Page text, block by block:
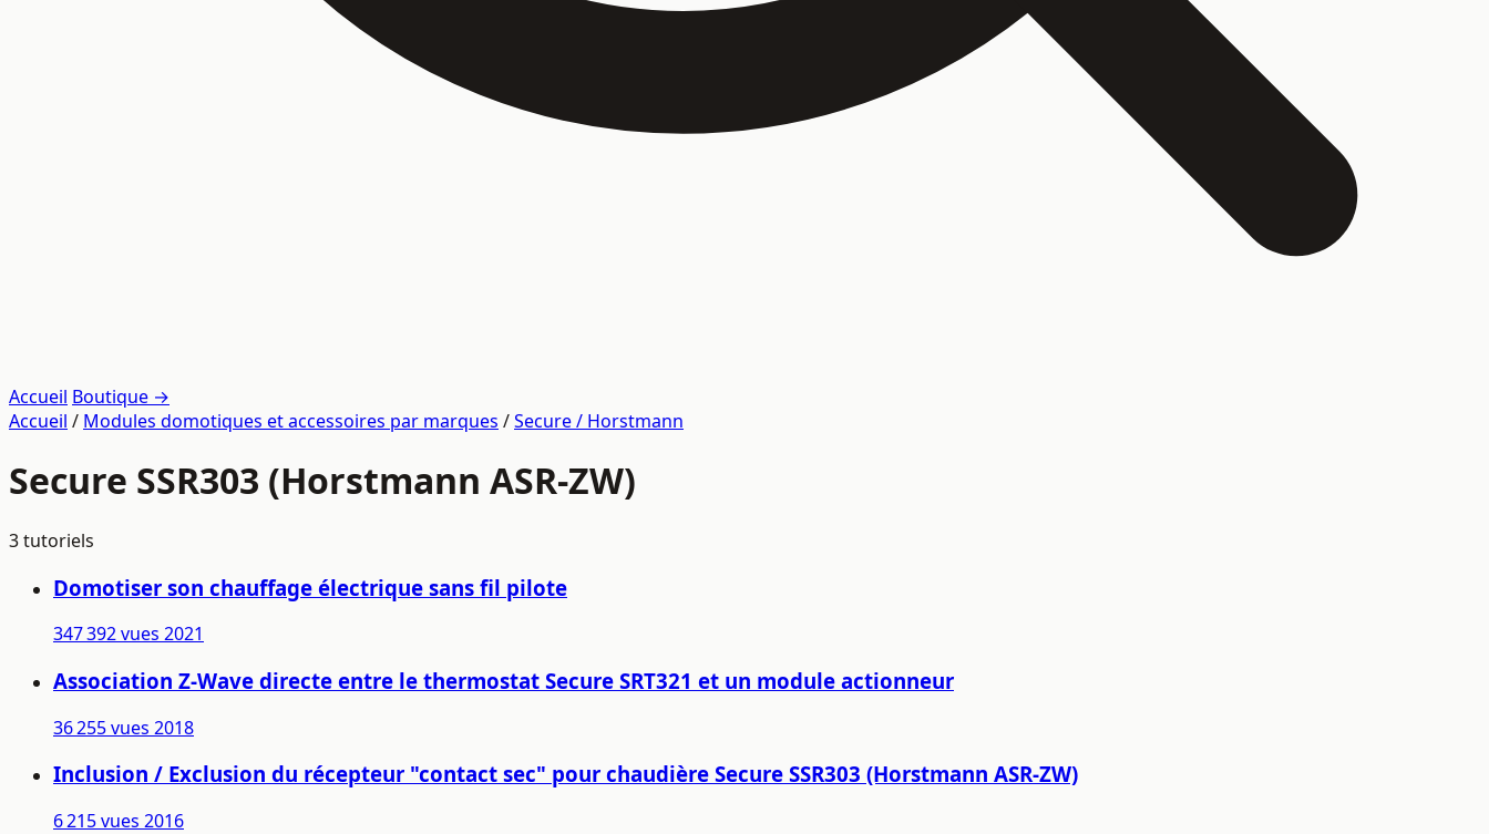
Accueil Boutique →
Accueil / Modules domotiques et accessoires par marques /Secure / Horstmann
Secure SSR303 (Horstmann ASR-ZW)
3 tutoriels
Domotiser son chauffage électrique sans fil pilote
347 392 vues 2021
Association Z-Wave directe entre le thermostat Secure SRT321 et un module actionneur
36 255 vues 2018
Inclusion / Exclusion du récepteur "contact sec" pour chaudière Secure SSR303 (Horstmann ASR-ZW)
6 215 vues 2016